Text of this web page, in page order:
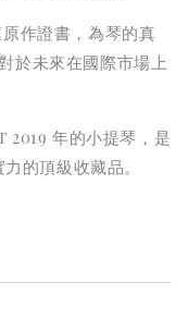
作證書，為琴的真
於未來在國際市場上
年的小提琴，是
的頂級收藏品。